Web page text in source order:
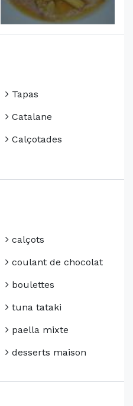
Tapas
Catalane
Calçotades
calçots
coulant de chocolat
boulettes
tuna tataki
paella mixte
desserts maison